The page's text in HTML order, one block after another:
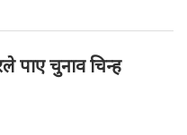
पाए चुनाव चिन्ह